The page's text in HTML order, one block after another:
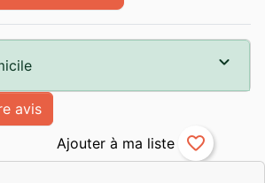
avis
favorite_border